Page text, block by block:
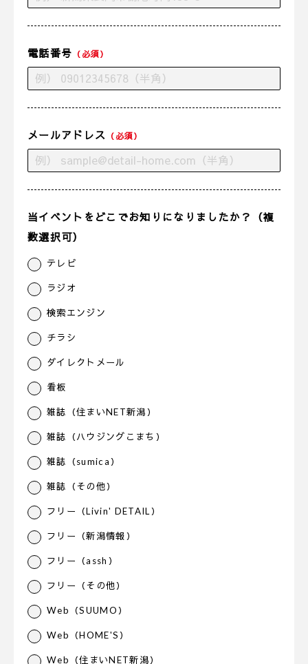
電話番号 （必須）
メールアドレス （必須）
当イベントをどこでお知りになりましたか？（複
数選択可）
テレビ
ラジオ
検索エンジン
チラシ
ダイレクトメール
看板
雑誌（住まいNET新潟）
雑誌（ハウジングこまち）
雑誌（sumica）
雑誌（その他）
フリー（Livin' DETAIL）
フリー（新潟情報）
フリー（assh）
フリー（その他）
Web（SUUMO）
Web（HOME'S）
Web（住まいNET新潟）